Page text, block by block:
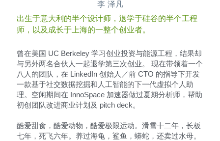
李 泽凡
出生于意大利的半个设计师，退学于硅谷的半个工程
师，以及成长于上海的一整个创业者。
曾在美国 UC Berkeley 学习创业投资与能源工程，结果却
与另外两名合伙人一起退学第三次创业。 现在带领着一个
八人的团队，在 LinkedIn 创始人／前 CTO 的指导下开发
一款基于社交数据挖掘和人工智能的下一代虚拟个人助
理。空闲期间在 InnoSpace 加速器做过夏期分析师，帮助
初创团队改进商业计划及 pitch deck。
酷爱甜食，酷爱动物，酷爱极限运动。滑雪十二年，长板
七年，死飞六年。养过海龟，鲨鱼，蟒蛇，还卖过水母。